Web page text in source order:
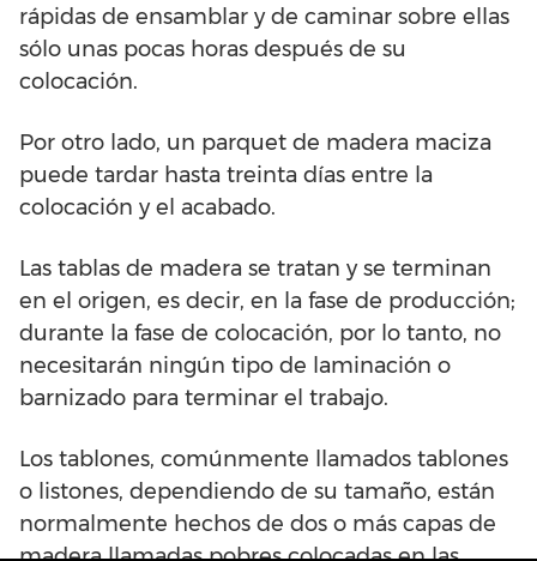
rápidas de ensamblar y de caminar sobre ellas
sólo unas pocas horas después de su
colocación.
Por otro lado, un parquet de madera maciza
puede tardar hasta treinta días entre la
colocación y el acabado.
Las tablas de madera se tratan y se terminan
en el origen, es decir, en la fase de producción;
durante la fase de colocación, por lo tanto, no
necesitarán ningún tipo de laminación o
barnizado para terminar el trabajo.
Los tablones, comúnmente llamados tablones
o listones, dependiendo de su tamaño, están
normalmente hechos de dos o más capas de